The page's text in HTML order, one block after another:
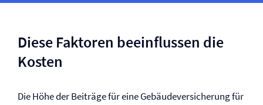
Diese Faktoren beeinflussen die
Kosten
Die Höhe der Beiträge für eine Gebäude­versicherung für